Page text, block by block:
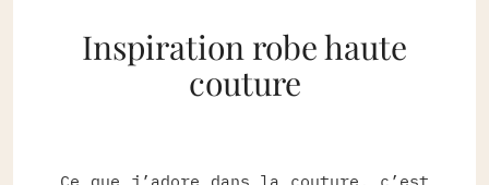
Inspiration robe haute
couture
Ce que j’adore dans la couture, c’est